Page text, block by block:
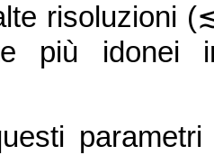
risoluzioni
più idonei